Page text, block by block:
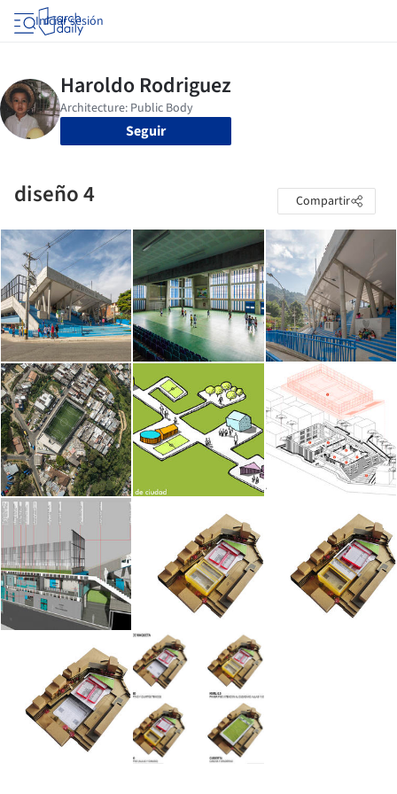
Iniciar sesión
Seguir
diseño 4 Compartir